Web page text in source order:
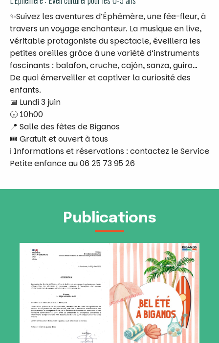
✨Suivez les aventures d’Éphémère, une fée-fleur, à
travers un voyage enchanteur. La musique en live,
véritable protagoniste du spectacle, éveillera les
petites oreilles grâce à une variété d’instruments
fascinants : balafon, cruche, cajón, sanza, guiro…
De quoi émerveiller et captiver la curiosité des
enfants.
📅 Lundi 3 juin
🕡 10h00
📍 Salle des fêtes de Biganos
🎟 Gratuit et ouvert à tous
ℹ Informations et réservations : contactez le Service
Petite enfance au 06 25 73 95 26
Publications